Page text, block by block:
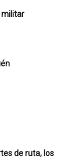
militar
de ruta, los